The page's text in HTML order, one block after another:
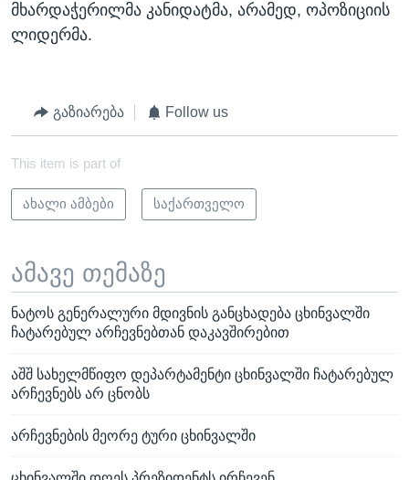
მხარდაჭერილმა კანიდატმა, არამედ, ოპოზიციის
ლიდერმა.
გაზიარება Follow us
This item is part of
ახალი ამბები საქართველო
ამავე თემაზე
ნატოს გენერალური მდივნის განცხადება ცხინვალში
ჩატარებულ არჩევნებთან დაკავშირებით
აშშ სახელმწიფო დეპარტამენტი ცხინვალში ჩატარებულ
არჩევნებს არ ცნობს
არჩევნების მეორე ტური ცხინვალში